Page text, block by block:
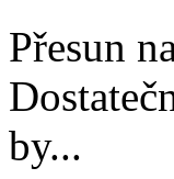
Přesun
by...